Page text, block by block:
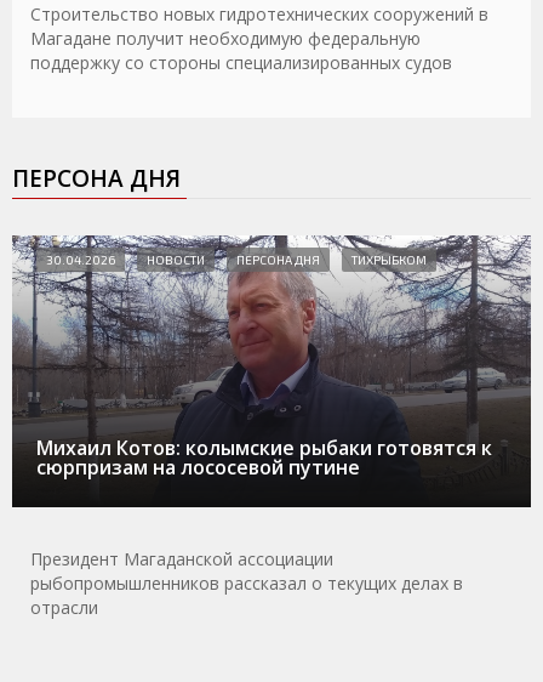
Строительство новых гидротехнических сооружений в
Магадане получит необходимую федеральную
поддержку со стороны специализированных судов
ПЕРСОНА ДНЯ
Михаил Котов: колымские рыбаки готовятся к
сюрпризам на лососевой путине
30.04.2026 НОВОСТИ ПЕРСОНА ДНЯ ТИХРЫБКОМ
Президент Магаданской ассоциации
рыбопромышленников рассказал о текущих делах в
отрасли